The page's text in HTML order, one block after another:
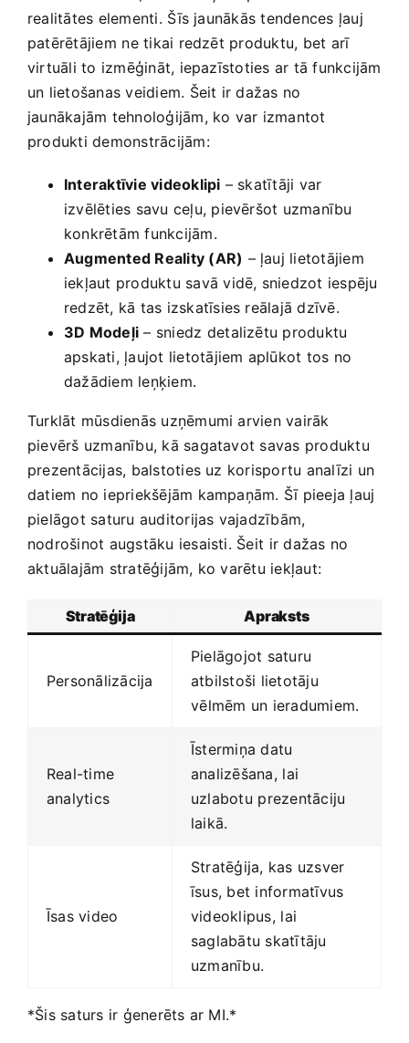
realitātes elementi. ⁣Šīs jaunākās tendences ļauj
patērētājiem⁤ ne tikai redzēt produktu, ⁤bet arī
virtuāli to izmēģināt, iepazīstoties ar tā funkcijām
un lietošanas veidiem. Šeit ir dažas no⁢
jaunākajām tehnoloģijām, ko var izmantot
produkti demonstrācijām:
Interaktīvie videoklipi – skatītāji var
izvēlēties savu ceļu, pievēršot uzmanību
konkrētām funkcijām.
Augmented ‌Reality (AR) – ļauj lietotājiem⁣
iekļaut produktu savā vidē, sniedzot iespēju​
redzēt, kā tas ‍izskatīsies​ reālajā dzīvē.
3D Modeļi – sniedz ⁣detalizētu‍ produktu
apskati, ļaujot lietotājiem aplūkot tos‌ no
dažādiem leņķiem.
Turklāt mūsdienās uzņēmumi arvien vairāk
pievērš uzmanību, kā ​sagatavot savas produktu
prezentācijas, balstoties uz korisportu analīzi un ​
datiem no iepriekšējām‍ kampaņām. Šī pieeja ļauj
pielāgot saturu auditorijas vajadzībām,‍
nodrošinot augstāku iesaisti. Šeit ⁢ir dažas no
aktuālajām stratēģijām, ko varētu ‌iekļaut:
Stratēģija Apraksts
Personālizācija
Pielāgojot saturu
atbilstoši lietotāju
⁣vēlmēm un ieradumiem.
Real-time
analytics
Īstermiņa datu‍
analizēšana, ⁣lai
uzlabotu ⁤prezentāciju
laikā.
Īsas video
Stratēģija,‌ kas uzsver
īsus, bet informatīvus
videoklipus,⁢ lai‍
saglabātu‍ skatītāju
uzmanību.
*Šis saturs ir ģenerēts ar MI.*